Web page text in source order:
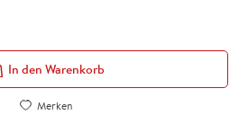
In den Warenkorb
Merken